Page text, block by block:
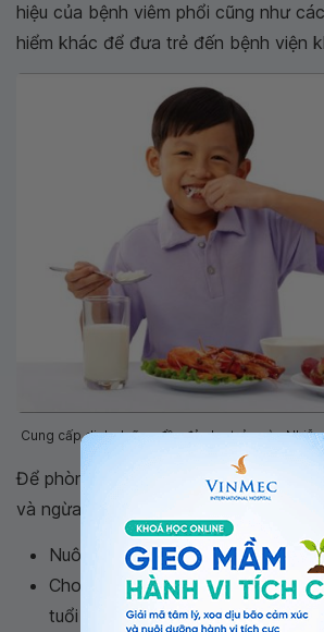
hiệu của bệnh viêm phổi cũng như
hiểm khác để đưa trẻ đến bệnh viện
Cung cấp dinh dưỡng đầy đủ cho trẻ ngừa
Để phòng chống nhiễm khuẩn hô
và ngừa biến chứng nguy hiểm, cha
Nuôi dưỡng trẻ tốt với dinh dưỡng
Cho trẻ bú sữa mẹ hoàn toàn khi
tuổi và càng lâu càng tốt.